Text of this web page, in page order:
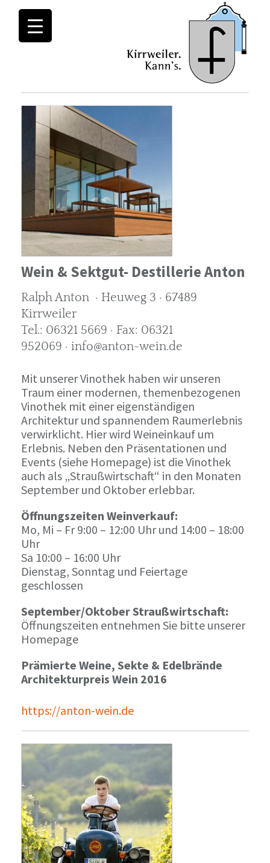
Wein & Sektgut- Destillerie Anton
Ralph Anton · Heuweg 3 · 67489
Kirrweiler
Tel.: 06321 5669 · Fax: 06321
952069 · info@anton-wein.de
Mit unserer Vinothek haben wir unseren
Traum einer modernen, themenbezogenen
Vinothek mit einer eigenständigen
Architektur und spannendem Raumerlebnis
verwirklicht. Hier wird Weineinkauf um
Erlebnis. Neben den Präsentationen und
Events (siehe Homepage) ist die Vinothek
auch als „Straußwirtschaft“ in den Monaten
September und Oktober erlebbar.
Öffnungszeiten Weinverkauf:
Mo, Mi – Fr 9:00 – 12:00 Uhr und 14:00 – 18:00
Uhr
Sa 10:00 – 16:00 Uhr
Dienstag, Sonntag und Feiertage
geschlossen
September/Oktober Straußwirtschaft:
Öffnungszeiten entnehmen Sie bitte unserer
Homepage
Prämierte Weine, Sekte & Edelbrände
Architekturpreis Wein 2016
https://anton-wein.de